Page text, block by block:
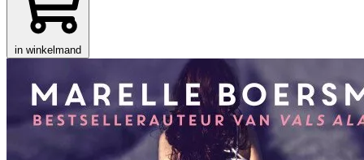
in winkelmand